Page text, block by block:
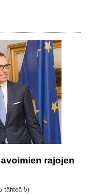
rajojen
tähteä 5)